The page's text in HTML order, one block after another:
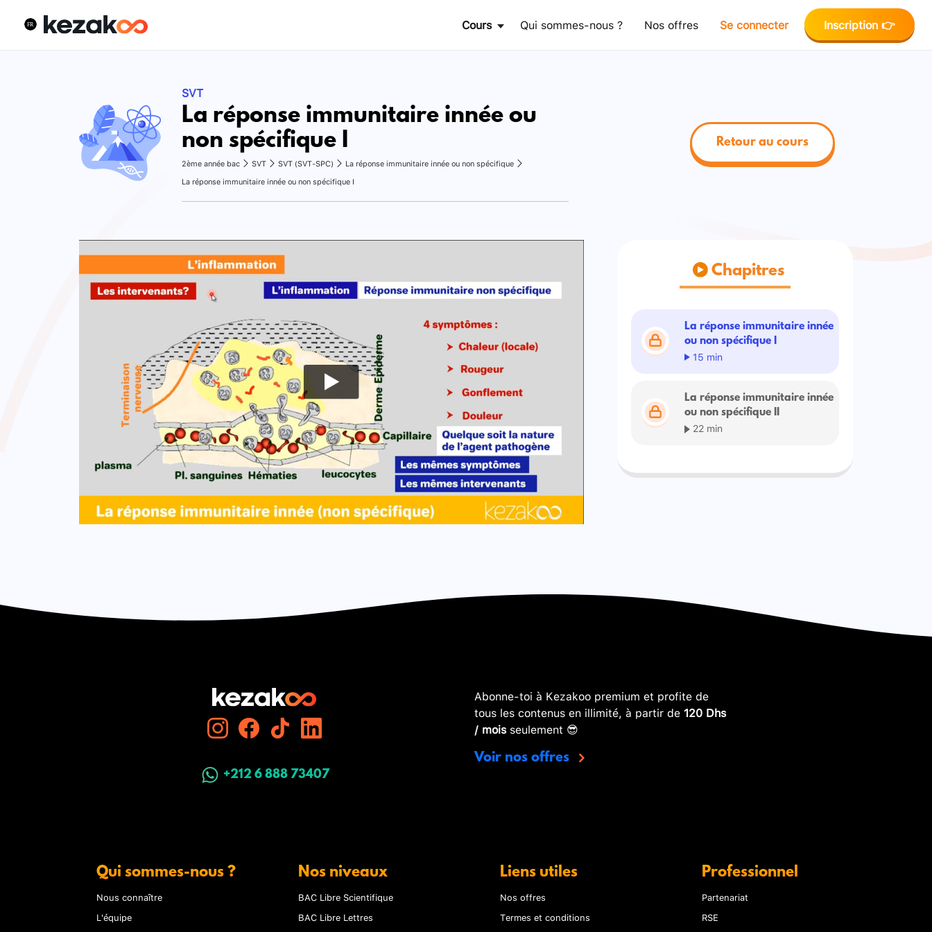
Cours Qui sommes-nous ? Nos offres Se connecter Inscription 👉
SVT
La réponse immunitaire innée ou
non spécifique I
2ème année bac SVT SVT (SVT-SPC)
La réponse immunitaire innée ou non spécifique
La réponse immunitaire innée ou non spécifique I
Retour au cours
Chapitres
La réponse immunitaire innée
ou non spécifique I
15 min
La réponse immunitaire innée
ou non spécifique II
22 min
+212 6 888 73407
Abonne-toi à Kezakoo premium et profite de
tous les contenus en illimité, à partir de 120 Dhs
/ moisseulement 😎
Voir nos offres
Qui sommes-nous ?
Nous connaître
L'équipe
Nos niveaux
BAC Libre Scientifique
BAC Libre Lettres
Liens utiles
Nos offres
Termes et conditions
Professionnel
Partenariat
RSE